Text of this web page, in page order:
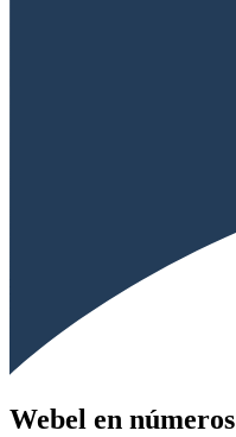
Webel en números